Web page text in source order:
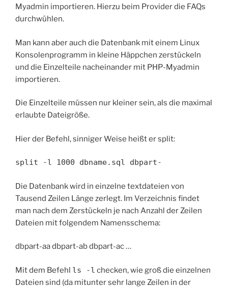
Myadmin importieren. Hierzu beim Provider die FAQs
durchwühlen.
Man kann aber auch die Datenbank mit einem Linux
Konsolenprogramm in kleine Häppchen zerstückeln
und die Einzelteile nacheinander mit PHP-Myadmin
importieren.
Die Einzelteile müssen nur kleiner sein, als die maximal
erlaubte Dateigröße.
Hier der Befehl, sinniger Weise heißt er split:
split -l 1000 dbname.sql dbpart-
Die Datenbank wird in einzelne textdateien von
Tausend Zeilen Länge zerlegt. Im Verzeichnis findet
man nach dem Zerstückeln je nach Anzahl der Zeilen
Dateien mit folgendem Namensschema:
dbpart-aa dbpart-ab dbpart-ac …
Mit dem Befehl ls -l checken, wie groß die einzelnen
Dateien sind (da mitunter sehr lange Zeilen in der